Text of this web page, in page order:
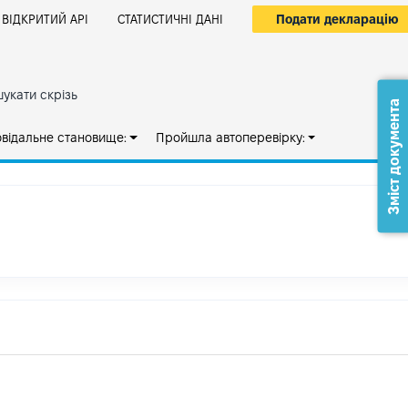
ВІДКРИТИЙ АРІ СТАТИСТИЧНІ ДАНІ Подати декларацію
скрізь
становище: Пройшла автоперевірку: Зміст документа